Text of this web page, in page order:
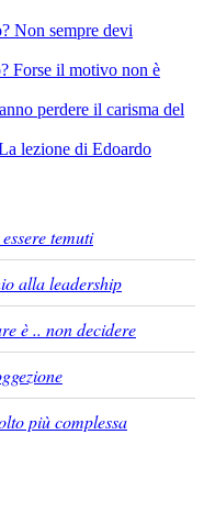
Non sempre devi
Forse il motivo non è
perdere il carisma del
lezione di Edoardo
temuti
alla leadership
è .. non decidere
più complessa